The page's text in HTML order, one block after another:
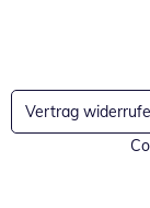
Vertrag